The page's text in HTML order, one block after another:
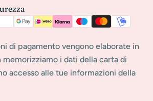
di pagamento vengono elaborate in
memorizziamo i dati della carta di
accesso alle tue informazioni della